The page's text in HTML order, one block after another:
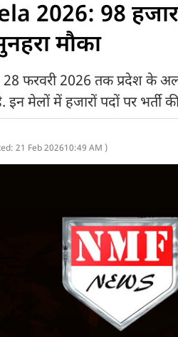
2026: 98 हजार
मौका
फरवरी 2026 तक प्रदेश के
मेलों में हजारों पदों पर भर्ती
21 Feb 202610:49 AM )